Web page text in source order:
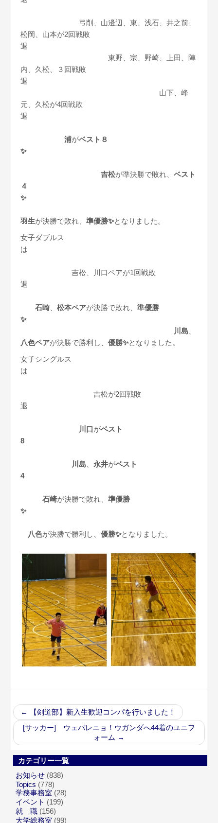
弓削、山邊辺、東、浅石、井之前、
松岡、山本が2回戦敗
退
東野、宗、野崎、上田、陣
内、久松、３回戦敗
退
山下、峰
元、久松が4回戦敗
退
浦がベスト８
✨
吉松が準決勝で敗れ、ベスト
４
✨
羽生が決勝で敗れ、準優勝✨となりました。
女子ダブルス
は
吉松、川口ペアが1回戦敗
退
石崎、松本ペアが決勝で敗れ、準優勝
✨
川島
八色ペアが決勝で勝利し、優勝✨となりました。
女子シングルス
は
吉松が2回戦敗
退
川口がベスト
8
川島 永井がベスト
4
石崎が決勝で敗れ、準優勝
✨
八色が決勝で勝利し、優勝✨となりました。
←
【剣道部】新入生歓迎コンパを行いました！
[サッカー] ウェバレニョ！ウガンダへ44着のユニフ
ォーム →
カテゴリー一覧
お知らせ (838)
Topics (778)
学務事務室 (28)
イベント (199)
就 職 (156)
大学総務室 (99)